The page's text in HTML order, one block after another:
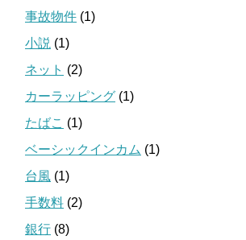
事故物件 (1)
小説 (1)
ネット (2)
カーラッピング (1)
たばこ (1)
ベーシックインカム (1)
台風 (1)
手数料 (2)
銀行 (8)